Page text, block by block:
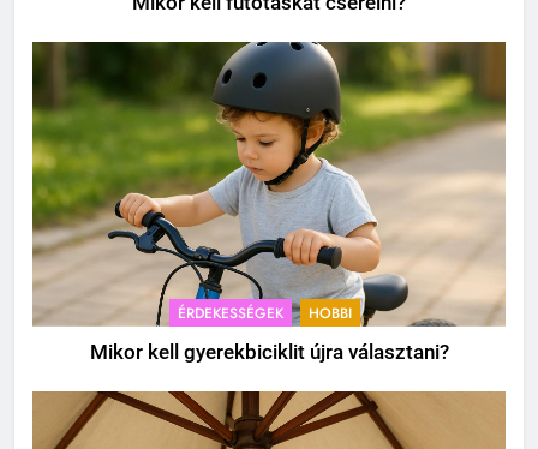
ÉRDEKESSÉGEK HOBBI
Mikor kell gyerekbiciklit újra választani?